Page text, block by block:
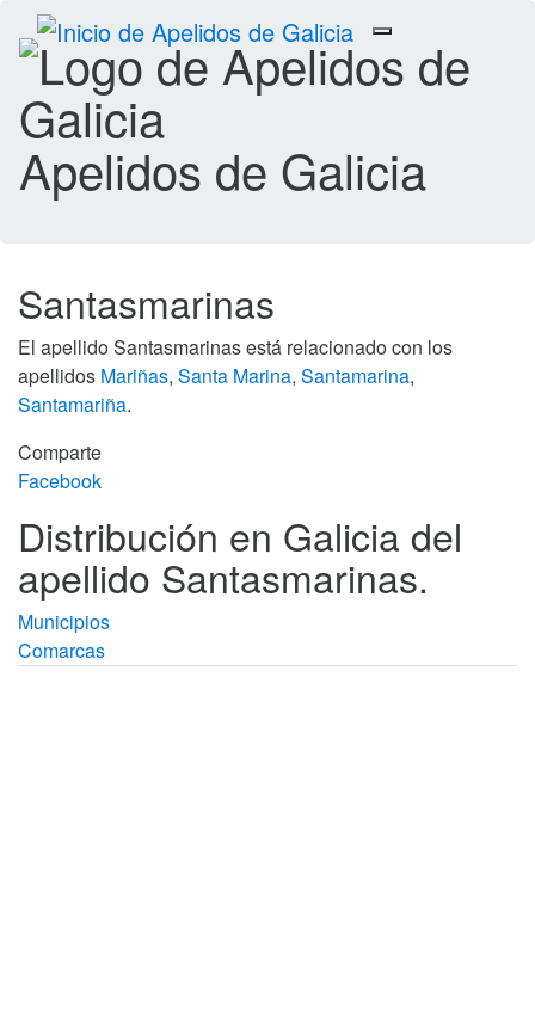
Toggle
navigation
Apelidos de Galicia
Santasmarinas
El apellido Santasmarinas está relacionado con los
apellidos Mariñas, Santa Marina, Santamarina,
Santamariña.
Comparte
Facebook
Distribución en Galicia del
apellido Santasmarinas.
Municipios
Comarcas